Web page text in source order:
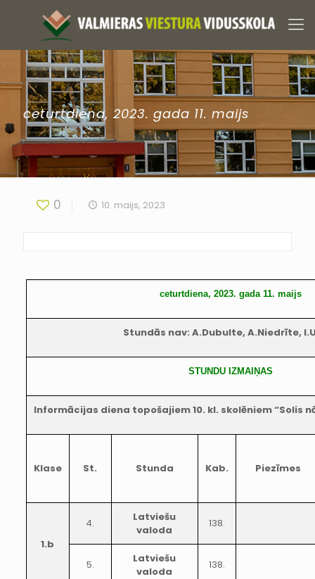
ceturtdiena, 2023. gada 11. maijs
0 10. maijs, 2023
ceturtdiena, 2023. gada 11. maijs
Stundās nav: A.Dubulte, A.Niedrīte,
STUNDU IZMAIŅAS
Informācijas diena topošajiem 10. kl. skolēniem “Solis
Klase St. Stunda Kab. Piezīmes
1.b
4.
Latviešu
valoda
138.
5.
Latviešu
valoda
138.